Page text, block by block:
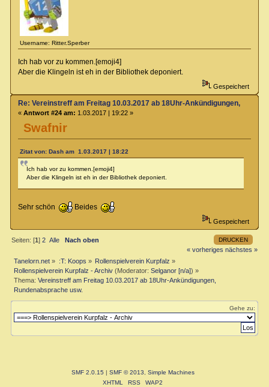
Username: Ritter.Sperber
Ich hab vor zu kommen.[emoji4]
Aber die Klingeln ist eh in der Bibliothek deponiert.
Gespeichert
Swafnir
Re: Vereinstreff am Freitag 10.03.2017 ab 18Uhr-Ankündigungen,
« Antwort #24 am: 1.03.2017 | 19:22 »
Zitat von: Dash am 1.03.2017 | 18:22
Ich hab vor zu kommen.[emoji4]
Aber die Klingeln ist eh in der Bibliothek deponiert.
Sehr schön Beides
Gespeichert
DRUCKEN
Seiten: [1]2 Alle
Nach oben
« vorheriges nächstes »
Tanelorn.net » :T: Koops » Rollenspielverein Kurpfalz »
Rollenspielverein Kurpfalz - Archiv (Moderator:Selganor [n/a]) »
Thema:Vereinstreff am Freitag 10.03.2017 ab 18Uhr-Ankündigungen,
Rundenabsprache usw.
Gehe zu:
SMF 2.0.15 | SMF © 2013
Simple Machines
XHTML
RSS WAP2